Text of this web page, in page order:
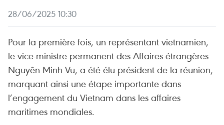
28/06/2025 10:30
Pour la première fois, un représentant vietnamien,
le vice-ministre permanent des Affaires étrangères
Nguyên Minh Vu, a été élu président de la réunion,
marquant ainsi une étape importante dans
l’engagement du Vietnam dans les affaires
maritimes mondiales.